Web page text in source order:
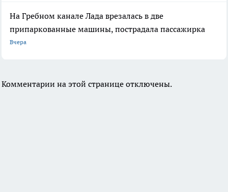
На Гребном канале Лада врезалась в две
припаркованные машины, пострадала пассажирка
Вчера
Комментарии на этой странице отключены.